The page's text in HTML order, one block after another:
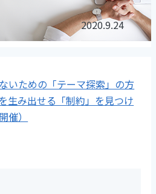
2020.9.24
いための「テーマ探索」の方
生み出せる「制約」を見つけ
催）